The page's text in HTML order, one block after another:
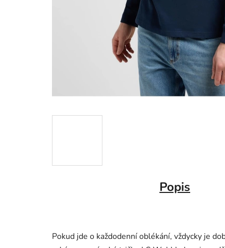
Popis
Pokud jde o každodenní oblékání, vždycky je